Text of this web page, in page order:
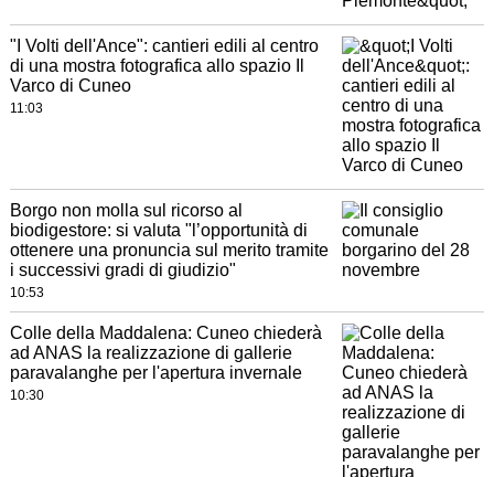
"I Volti dell'Ance": cantieri edili al centro
di una mostra fotografica allo spazio Il
Varco di Cuneo
11:03
Borgo non molla sul ricorso al
biodigestore: si valuta "l’opportunità di
ottenere una pronuncia sul merito tramite
i successivi gradi di giudizio"
10:53
Colle della Maddalena: Cuneo chiederà
ad ANAS la realizzazione di gallerie
paravalanghe per l'apertura invernale
10:30